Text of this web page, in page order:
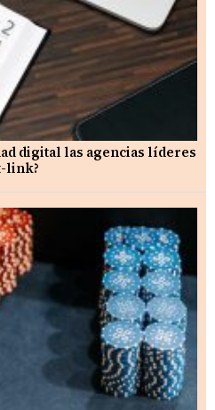
digital las agencias líderes
link?